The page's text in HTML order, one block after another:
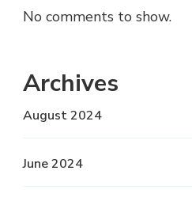
No comments to show.
Archives
August 2024
June 2024